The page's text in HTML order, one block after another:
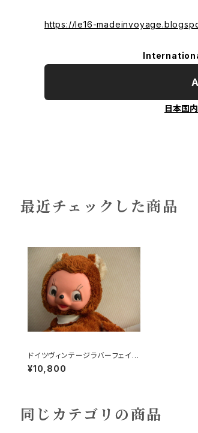
https://le16-
日本国
最近チェックした商品
ドイツヴィンテージラバーフェイス
ねこ?クマ？
¥10,800
同じカテゴリの商品